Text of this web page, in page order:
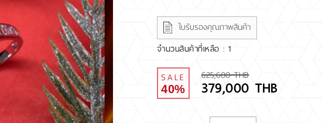
ใบรับรองคุณภาพสินค้า
จำนวนสินค้าที่เหลือ : 1
SALE
40%
625,600 THB
379,000 THB